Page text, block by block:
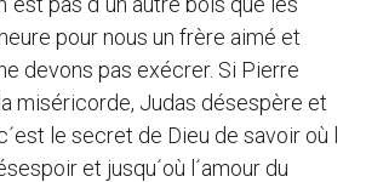
pour nous un frère aimé et
devons pas exécrer. Si Pierre
miséricorde, Judas désespère et
le secret de Dieu de savoir où l
et jusqu´où l´amour du